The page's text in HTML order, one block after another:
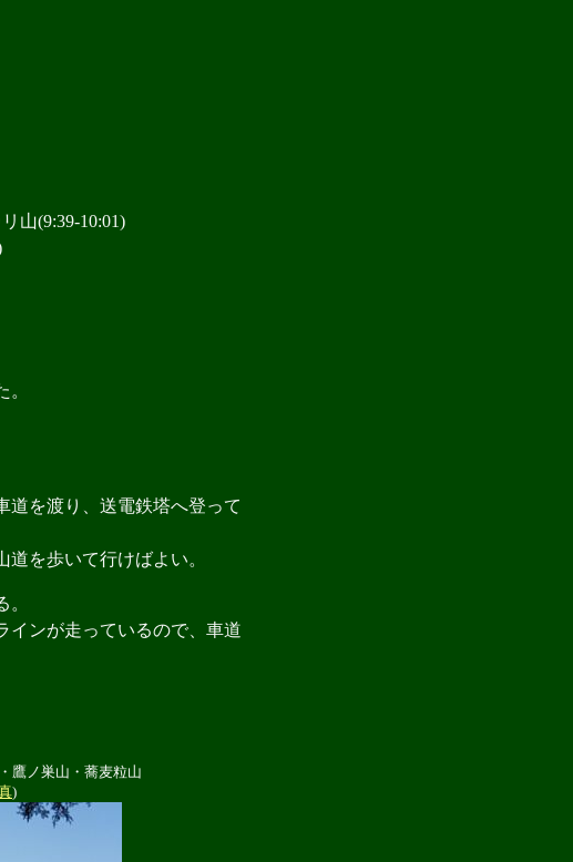
山(9:39-10:01)
を渡り、送電鉄塔へ登って
を歩いて行けばよい。
ンが走っているので、車道
鷹ノ巣山・蕎麦粒山
)